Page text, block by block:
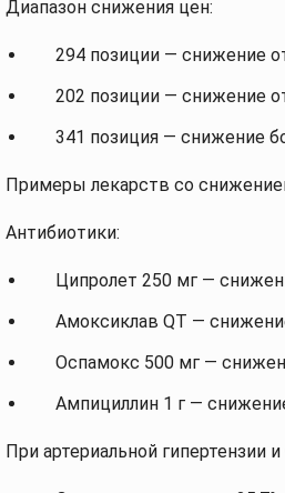
Диапазон снижения цен:
294 позиции — снижение
202 позиции — снижение
341 позиция — снижение
Примеры лекарств со
Антибиотики:
Ципролет 250 мг —
Амоксиклав QT —
Оспамокс 500 мг —
Ампициллин 1 г —
При артериальной гипертензии и